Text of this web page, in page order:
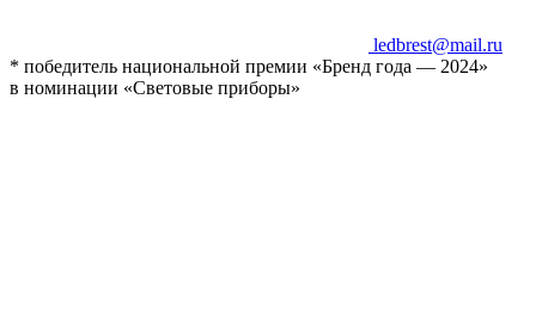
ledbrest@mail.ru
* победитель национальной премии «Бренд года — 2024»
в номинации «Световые приборы»